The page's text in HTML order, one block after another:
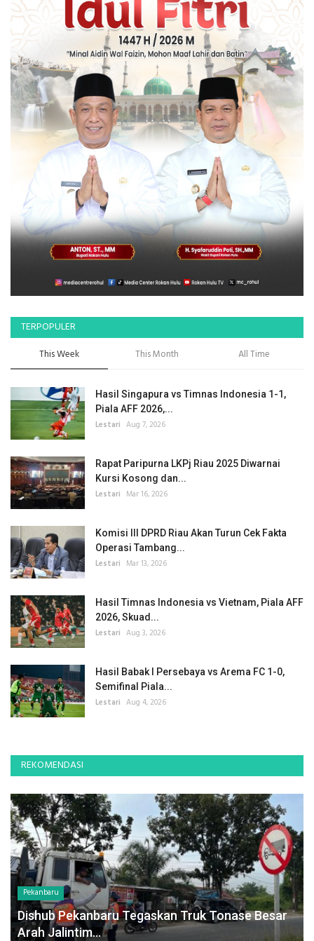
TERPOPULER
This Week This Month All Time
Hasil Singapura vs Timnas Indonesia 1-1,
Piala AFF 2026,...
Lestari Aug 7, 2026
Rapat Paripurna LKPj Riau 2025 Diwarnai
Kursi Kosong dan...
Lestari Mar 16, 2026
Komisi III DPRD Riau Akan Turun Cek Fakta
Operasi Tambang...
Lestari Mar 13, 2026
Hasil Timnas Indonesia vs Vietnam, Piala AFF
2026, Skuad...
Lestari Aug 3, 2026
Hasil Babak I Persebaya vs Arema FC 1-0,
Semifinal Piala...
Lestari Aug 4, 2026
REKOMENDASI
Pekanbaru
Dishub Pekanbaru Tegaskan Truk Tonase Besar
Arah Jalintim...